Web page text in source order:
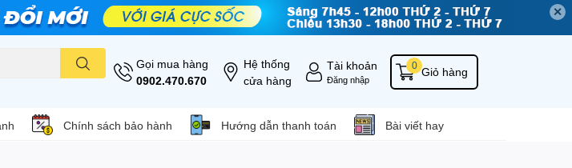
✕
Gọi mua hàng
0902.470.670
Hệ thống
cửa hàng
Tài khoản
Đăng nhập
Giỏ hàng
0
Chính sách bảo hành Hướng dẫn thanh toán Bài viết hay